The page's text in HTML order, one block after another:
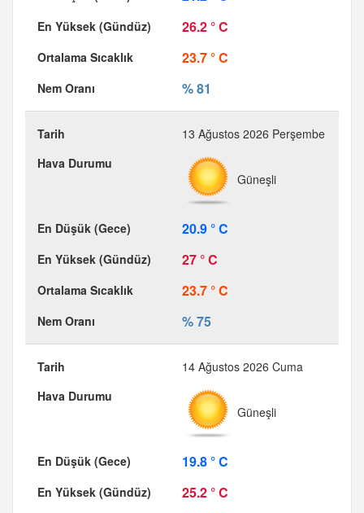
26.2 ° C
23.7 ° C
% 81
13 Ağustos 2026 Perşembe
Güneşli
20.9 ° C
27 ° C
23.7 ° C
% 75
14 Ağustos 2026 Cuma
Güneşli
19.8 ° C
25.2 ° C